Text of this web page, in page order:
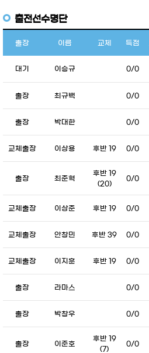
출전선수명단
출장 이름 교체 득점
대기 이승규 0/0
출장 최규백 0/0
출장 박대한 0/0
교체출장 이상용 후반 19 0/0
출장 최준혁
후반 19
(20)
0/0
교체출장 이상준 후반 19 0/0
교체출장 안창민 후반 39 0/0
교체출장 이지훈 후반 19 0/0
출장 라마스 0/0
출장 박창우 0/0
출장 이준호
후반 19
(7)
0/0